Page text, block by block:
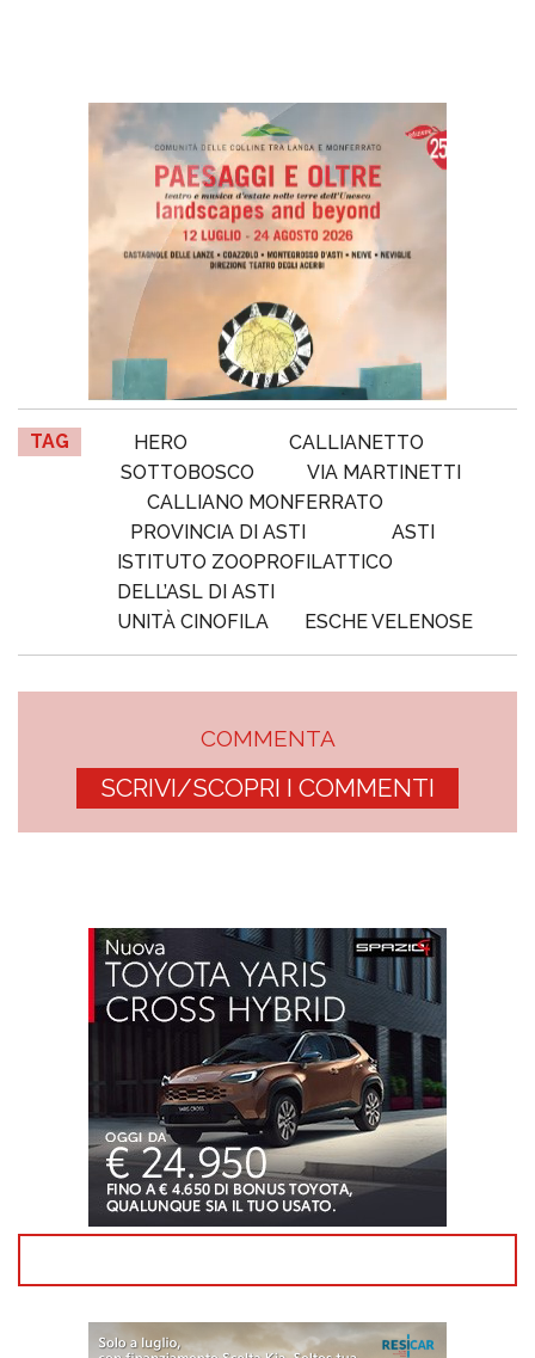
TAG HERO
CALLIANETTO
SOTTOBOSCO
VIA MARTINETTI
CALLIANO MONFERRATO
PROVINCIA DI ASTI
ASTI
ISTITUTO ZOOPROFILATTICO
DELL’ASL DI ASTI
UNITÀ CINOFILA
ESCHE VELENOSE
COMMENTA
SCRIVI/SCOPRI I COMMENTI